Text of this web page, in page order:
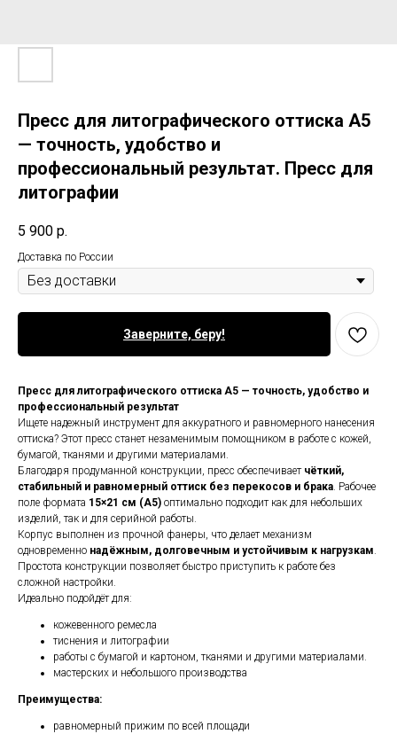
Пресс для литографического оттиска А5
— точность, удобство и
профессиональный результат. Пресс для
литографии
5 900 р.
Доставка по России
Заверните, беру!
Пресс для литографического оттиска А5 — точность, удобство и
профессиональный результат
Ищете надежный инструмент для аккуратного и равномерного нанесения
оттиска? Этот пресс станет незаменимым помощником в работе с кожей,
бумагой, тканями и другими материалами.
Благодаря продуманной конструкции, пресс обеспечивает чёткий,
стабильный и равномерный оттиск без перекосов и брака. Рабочее
поле формата 15×21 см (А5) оптимально подходит как для небольших
изделий, так и для серийной работы.
Корпус выполнен из прочной фанеры, что делает механизм
одновременно надёжным, долговечным и устойчивым к нагрузкам.
Простота конструкции позволяет быстро приступить к работе без
сложной настройки.
Идеально подойдёт для:
кожевенного ремесла
тиснения и литографии
работы с бумагой и картоном, тканями и другими материалами.
мастерских и небольшого производства
Преимущества:
равномерный прижим по всей площади